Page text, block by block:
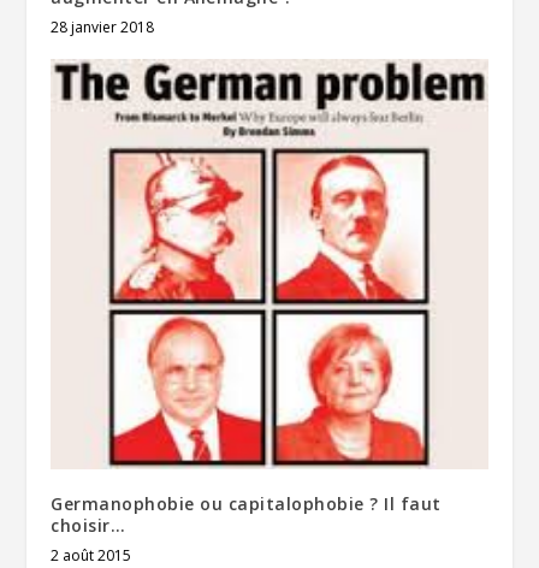
28 janvier 2018
Germanophobie ou capitalophobie ? Il faut
choisir…
2 août 2015